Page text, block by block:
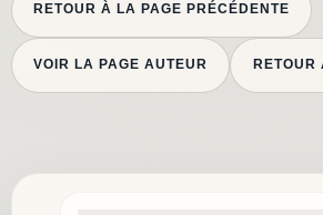
RETOUR À LA PAGE PRÉCÉDENTE
VOIR LA PAGE AUTEUR RETOUR